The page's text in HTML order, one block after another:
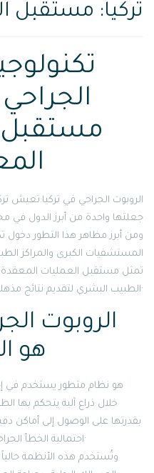
تركيا: مستقبل
مستقبل
الروبوت الجراحي في تركيا:تعيش
جعلتها واحدة من أبرز الدول في
ومن أبرز مظاهر هذا التطور دخول
المستشفيات الكبرى والمراكز
تمثل مستقبل العمليات
الطبيب البشري لتقديم نتائج مذهلة في عالم الجراحة·
هو
هو نظام متطور يستخدم في
خلال ذراع آلية يتحكم بها
بقدرتها على الوصول إلى أماكن
احتمالية الخطأ الجراحي ويختصر فترة التعافي بعد العملية·
وتُستخدم هذه الأنظمة